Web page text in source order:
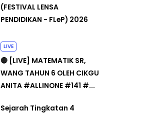
(FESTIVAL LENSA
PENDIDIKAN - FLeP) 2026
LIVE
🔴 [LIVE] MATEMATIK SR,
WANG TAHUN 6 OLEH CIKGU
ANITA #ALLINONE #141 #...
Sejarah Tingkatan 4